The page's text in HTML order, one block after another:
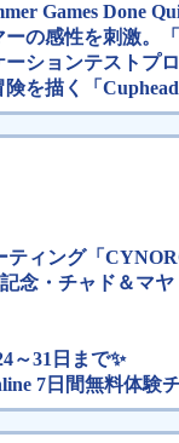
Games Done
の感性を刺激。
ションテストプ
を描く「
ティング「
記念・チャド＆マ
～31日まで✨
7日間無料体験